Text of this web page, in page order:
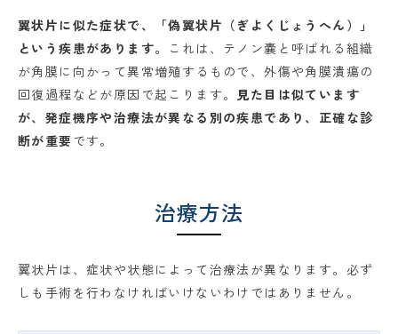
翼状片に似た症状で、「偽翼状片（ぎよくじょうへん）」
という疾患があります。
これは、テノン嚢と呼ばれる組織
が角膜に向かって異常増殖するもので、外傷や角膜潰瘍の
回復過程などが原因で起こります。 見た目は似ています
が、発症機序や治療法が異なる別の疾患であり、正確な診
断が重要 です。
治療方法
翼状片は、症状や状態によって治療法が異なります。必ず
しも手術を行わなければいけないわけではありません。